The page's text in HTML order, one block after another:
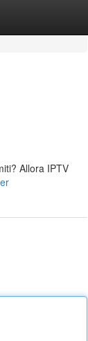
Allora IPTV